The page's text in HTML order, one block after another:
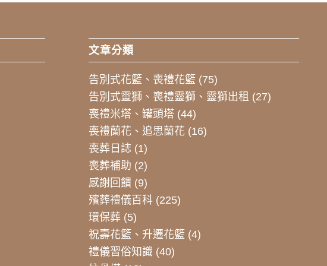
文章分類
告別式花籃、喪禮花籃 (75)
告別式靈獅、喪禮靈獅、靈獅出租 (27)
喪禮米塔、罐頭塔 (44)
喪禮蘭花、追思蘭花 (16)
喪葬日誌 (1)
喪葬補助 (2)
感謝回饋(9)
殯葬禮儀百科(225)
環保葬(5)
祝壽花籃、升遷花籃 (4)
禮儀習俗知識 (40)